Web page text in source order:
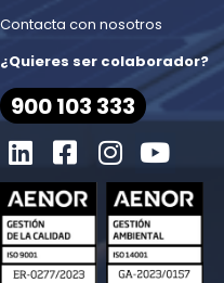
Contacta con nosotros
¿Quieres ser colaborador?
900 103 333